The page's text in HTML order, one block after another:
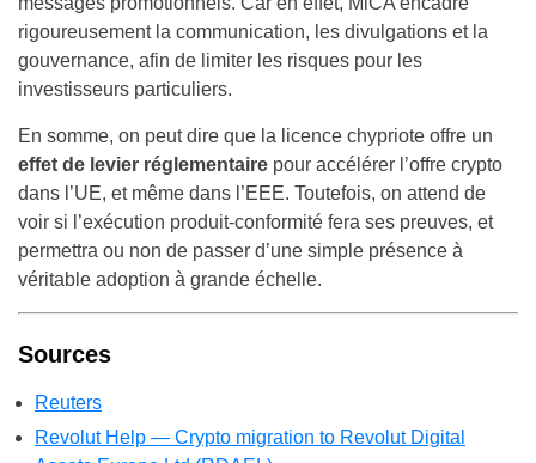
rigoureusement la communication, les divulgations et la
gouvernance, afin de limiter les risques pour les
investisseurs particuliers.
En somme, on peut dire que la licence chypriote offre un
effet de levier réglementaire pour accélérer l’offre crypto
dans l’UE, et même dans l’EEE. Toutefois, on attend de
voir si l’exécution produit-conformité fera ses preuves, et
permettra ou non de passer d’une simple présence à
véritable adoption à grande échelle.
Sources
Reuters
Revolut Help — Crypto migration to Revolut Digital